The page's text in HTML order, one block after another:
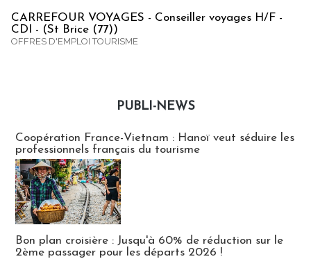
CARREFOUR VOYAGES - Conseiller voyages H/F -
CDI - (St Brice (77))
OFFRES D'EMPLOI TOURISME
PUBLI-NEWS
Coopération France-Vietnam : Hanoï veut séduire les
professionnels français du tourisme
Bon plan croisière : Jusqu'à 60% de réduction sur le
2ème passager pour les départs 2026 !